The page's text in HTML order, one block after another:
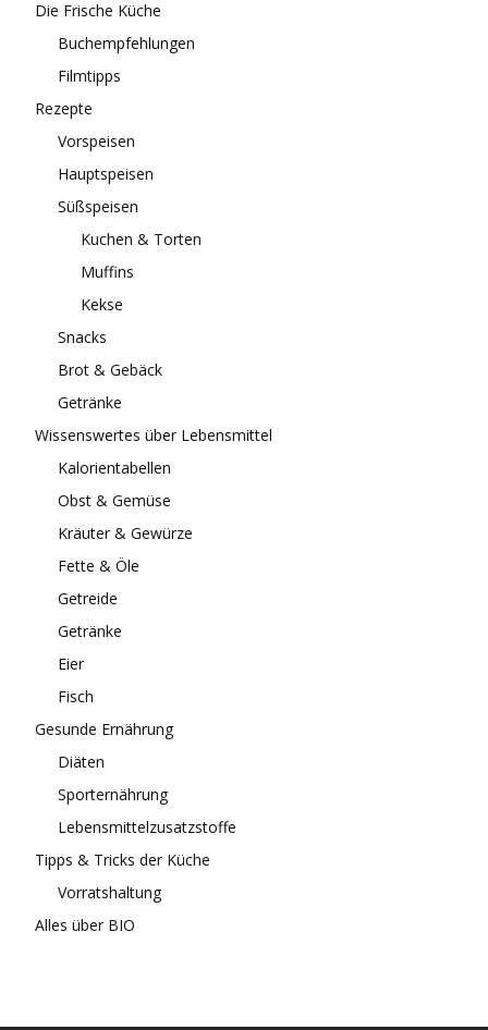
Die Frische Küche
Buchempfehlungen
Filmtipps
Rezepte
Vorspeisen
Hauptspeisen
Süßspeisen
Kuchen & Torten
Muffins
Kekse
Snacks
Brot & Gebäck
Getränke
Wissenswertes über Lebensmittel
Kalorientabellen
Obst & Gemüse
Kräuter & Gewürze
Fette & Öle
Getreide
Getränke
Eier
Fisch
Gesunde Ernährung
Diäten
Sporternährung
Lebensmittelzusatzstoffe
Tipps & Tricks der Küche
Vorratshaltung
Alles über BIO